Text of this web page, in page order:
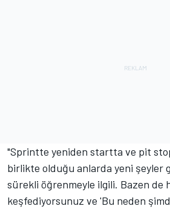
"Sprintte yeniden startta ve pit
birlikte olduğu anlarda yeni şeyler
sürekli öğrenmeyle ilgili. Bazen de
keşfediyorsunuz ve 'Bu neden